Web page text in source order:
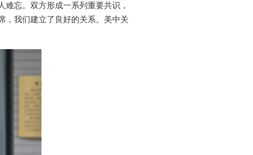
忘。双方形成一系列重要共识，
，我们建立了良好的关系。美中关